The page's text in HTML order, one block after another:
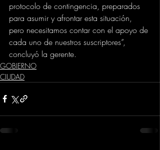
protocolo de contingencia, preparados
para asumir y afrontar esta situación,
pero necesitamos contar con el apoyo de
cada uno de nuestros suscriptores”,
concluyó la gerente.
GOBIERNO
CIUDAD